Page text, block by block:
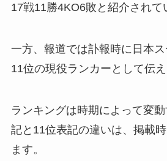
17戦11勝4KO6敗と紹介されて
一方、報道では訃報時に日本
11位の現役ランカーとして伝え
ランキングは時期によって変
記と11位表記の違いは、掲載
ます。